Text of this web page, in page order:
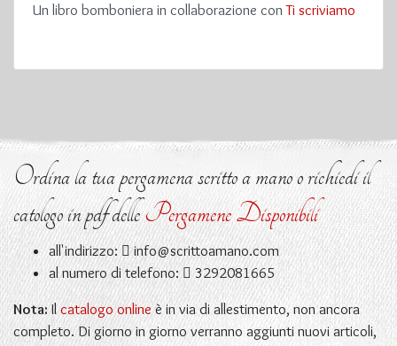
Un libro bomboniera in collaborazione conTi scriviamo
Ordina la tua pergamena scritto a mano o richiedi il
catologo in pdf dellePergamene Disponibili
all'indirizzo: info@scrittoamano.com
al numero di telefono:
3292081665
Nota:Il catalogo onlineè in via di allestimento, non ancora
completo. Di giorno in giorno verranno aggiunti nuovi articoli,